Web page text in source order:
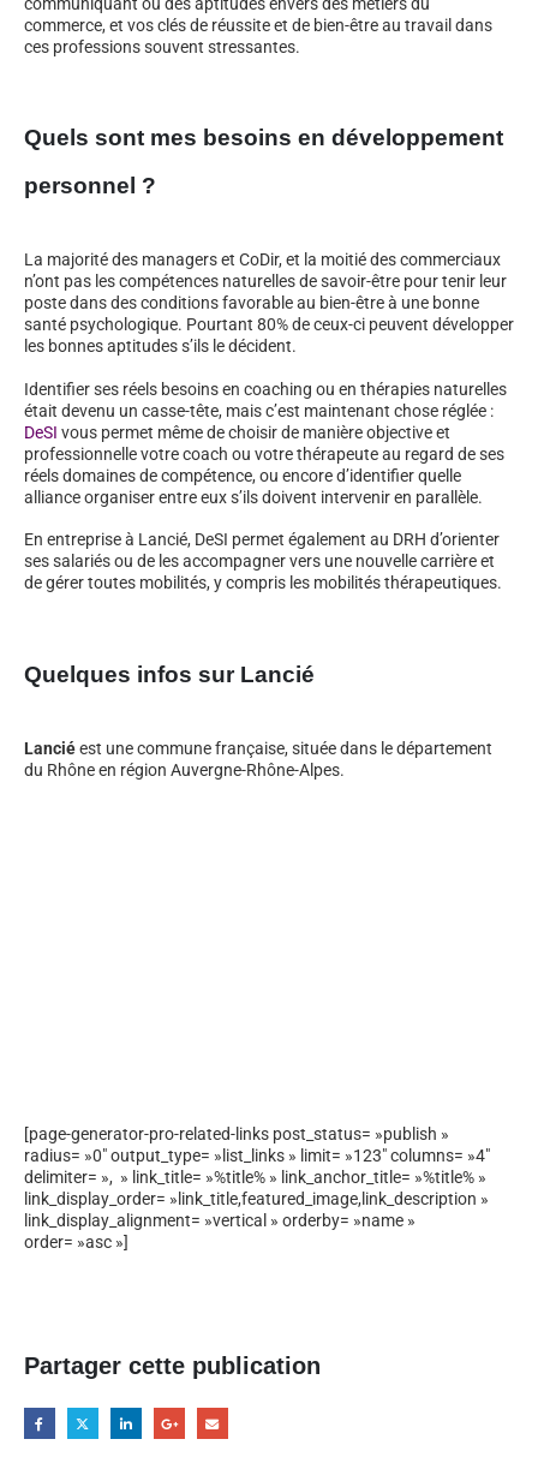
commerce, et vos clés de réussite et de bien-être au travail dans
ces professions souvent stressantes.
Quels sont mes besoins en développement
personnel ?
La majorité des managers et CoDir, et la moitié des commerciaux
n’ont pas les compétences naturelles de savoir-être pour tenir leur
poste dans des conditions favorable au bien-être à une bonne
santé psychologique. Pourtant 80% de ceux-ci peuvent développer
les bonnes aptitudes s’ils le décident.
Identifier ses réels besoins en coaching ou en thérapies naturelles
était devenu un casse-tête, mais c’est maintenant chose réglée :
DeSI vous permet même de choisir de manière objective et
professionnelle votre coach ou votre thérapeute au regard de ses
réels domaines de compétence, ou encore d’identifier quelle
alliance organiser entre eux s’ils doivent intervenir en parallèle.
En entreprise à Lancié, DeSI permet également au DRH d’orienter
ses salariés ou de les accompagner vers une nouvelle carrière et
de gérer toutes mobilités, y compris les mobilités thérapeutiques.
Quelques infos sur Lancié
Lanciéest une commune française, située dans le département
du Rhône en région Auvergne-Rhône-Alpes.
[page-generator-pro-related-links post_status= »publish »
radius= »0″ output_type= »list_links » limit= »123″ columns= »4″
delimiter= », » link_title= »%title% » link_anchor_title= »%title% »
link_display_order= »link_title,featured_image,link_description »
link_display_alignment= »vertical » orderby= »name »
order= »asc »]
Partager cette publication